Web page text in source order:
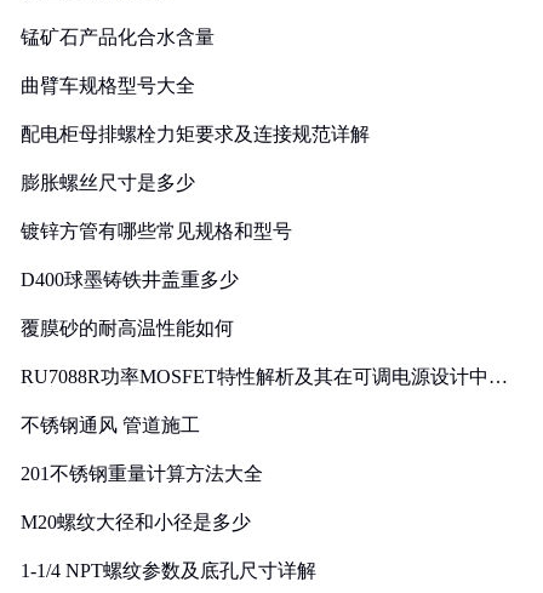
锰矿石产品化合水含量
曲臂车规格型号大全
配电柜母排螺栓力矩要求及连接规范详解
膨胀螺丝尺寸是多少
镀锌方管有哪些常见规格和型号
D400球墨铸铁井盖重多少
覆膜砂的耐高温性能如何
RU7088R功率MOSFET特性解析及其在可调电源设计中的
不锈钢通风 管道施工
201不锈钢重量计算方法大全
M20螺纹大径和小径是多少
1-1/4 NPT螺纹参数及底孔尺寸详解